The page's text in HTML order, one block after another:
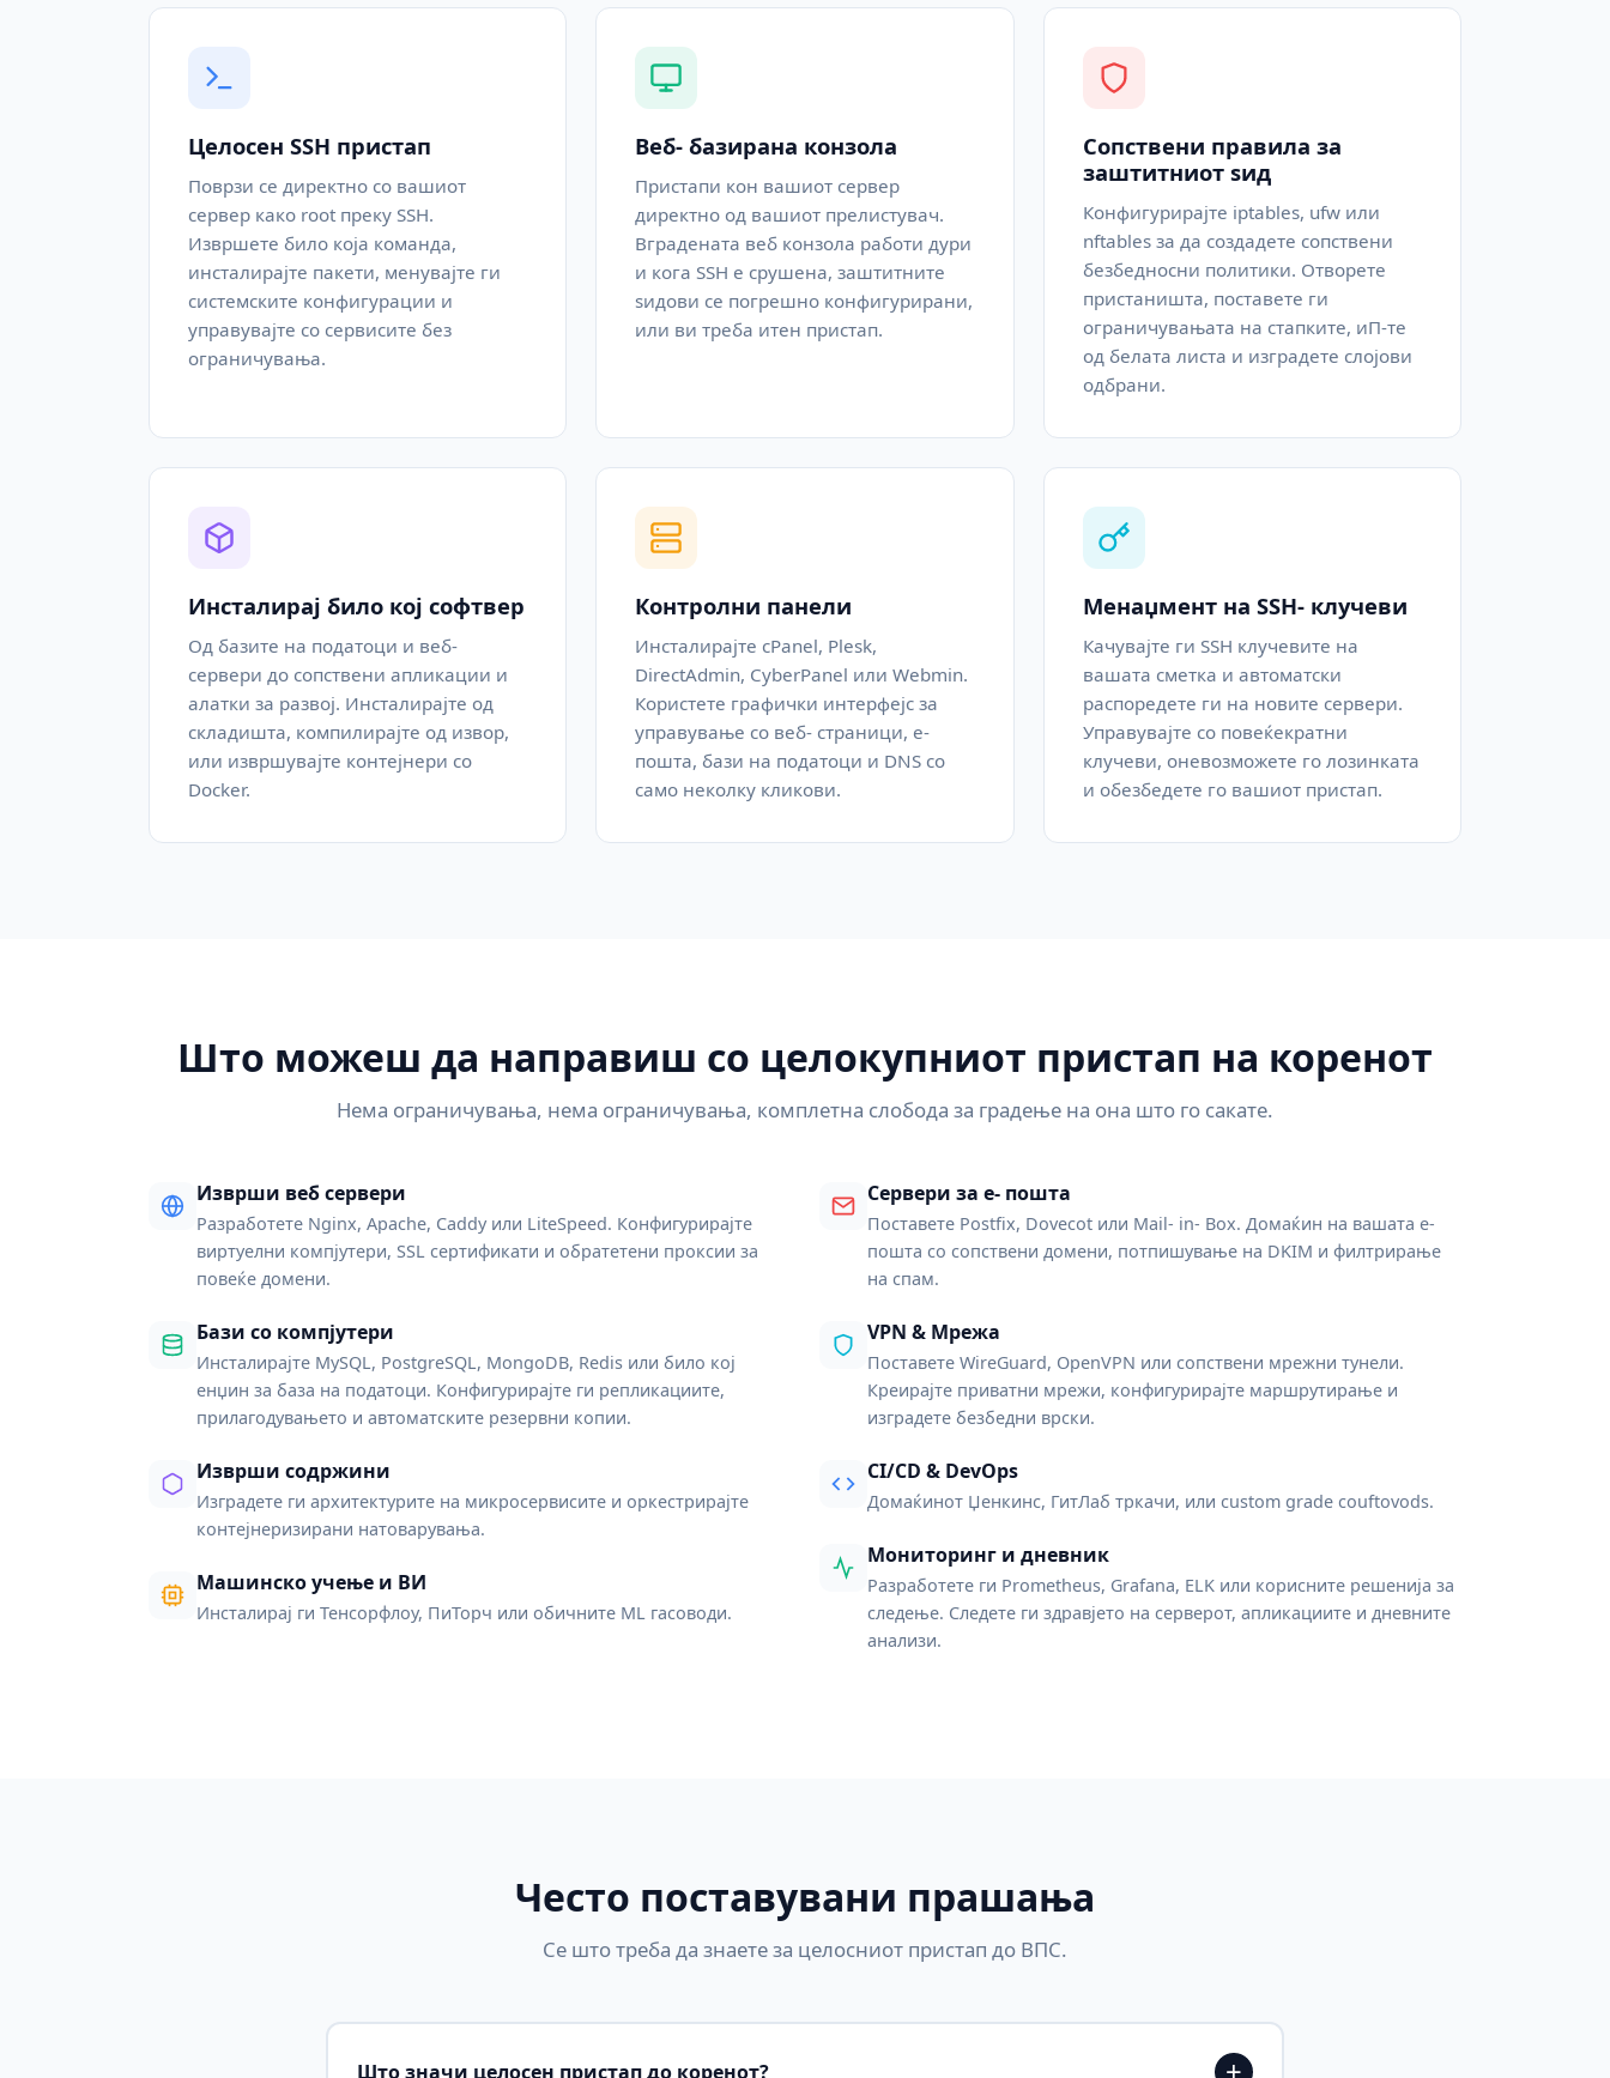
Целосен SSH пристап
Поврзи се директно со вашиот
сервер како root преку SSH.
Извршете било која команда,
инсталирајте пакети, менувајте ги
системските конфигурации и
управувајте со сервисите без
ограничувања.
Веб- базирана конзола
Пристапи кон вашиот сервер
директно од вашиот прелистувач.
Вградената веб конзола работи дури
и кога SSH е срушена, заштитните
ѕидови се погрешно конфигурирани,
или ви треба итен пристап.
Сопствени правила за
заштитниот ѕид
Конфигурирајте iptables, ufw или
nftables за да создадете сопствени
безбедносни политики. Отворете
пристаништа, поставете ги
ограничувањата на стапките, иП-те
од белата листа и изградете слојови
одбрани.
Инсталирај било кој софтвер
Од базите на податоци и веб-
сервери до сопствени апликации и
алатки за развој. Инсталирајте од
складишта, компилирајте од извор,
или извршувајте контејнери со
Docker.
Контролни панели
Инсталирајте cPanel, Plesk,
DirectAdmin, CyberPanel или Webmin.
Користете графички интерфејс за
управување со веб- страници, е-
пошта, бази на податоци и DNS со
само неколку кликови.
Менаџмент на SSH- клучеви
Качувајте ги SSH клучевите на
вашата сметка и автоматски
распоредете ги на новите сервери.
Управувајте со повеќекратни
клучеви, оневозможете го лозинката
и обезбедете го вашиот пристап.
Што можеш да направиш со целокупниот пристап на коренот
Нема ограничувања, нема ограничувања, комплетна слобода за градење на она што го сакате.
Изврши веб сервери
Разработете Nginx, Apache, Caddy или LiteSpeed. Конфигурирајте
виртуелни компјутери, SSL сертификати и обратетени проксии за
повеќе домени.
Бази со компјутери
Инсталирајте MySQL, PostgreSQL, MongoDB, Redis или било кој
енџин за база на податоци. Конфигурирајте ги репликациите,
прилагодувањето и автоматските резервни копии.
Изврши содржини
Изградете ги архитектурите на микросервисите и оркестрирајте
контејнеризирани натоварувања.
Машинско учење и ВИ
Инсталирај ги Тенсорфлоу, ПиТорч или обичните ML гасоводи.
Сервери за е- пошта
Поставете Postfix, Dovecot или Mail- in- Box. Домаќин на вашата е-
пошта со сопствени домени, потпишување на DKIM и филтрирање
на спам.
VPN & Мрежа
Поставете WireGuard, OpenVPN или сопствени мрежни тунели.
Креирајте приватни мрежи, конфигурирајте маршрутирање и
изградете безбедни врски.
CI/CD & DevOps
Домаќинот Џенкинс, ГитЛаб тркачи, или custom grade couftovods.
Мониторинг и дневник
Разработете ги Prometheus, Grafana, ELK или корисните решенија за
следење. Следете ги здравјето на серверот, апликациите и дневните
анализи.
Често поставувани прашања
Се што треба да знаете за целосниот пристап до ВПС.
Што значи целосен пристап до коренот?